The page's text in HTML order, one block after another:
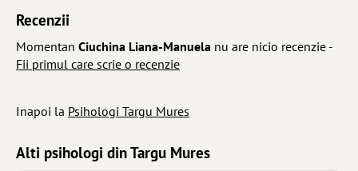
Recenzii
Momentan Ciuchina Liana-Manuela nu are nicio recenzie -
Fii primul care scrie o recenzie
Inapoi la Psihologi Targu Mures
Alti psihologi din Targu Mures